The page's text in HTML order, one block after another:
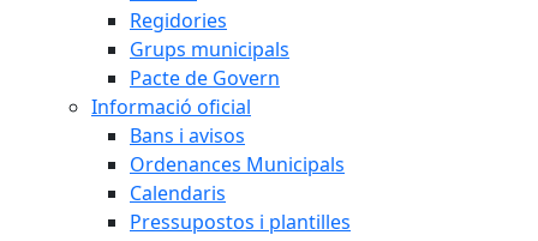
Regidories
Grups municipals
Pacte de Govern
Informació oficial
Bans i avisos
Ordenances Municipals
Calendaris
Pressupostos i plantilles